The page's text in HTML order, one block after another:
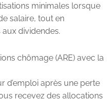
minimales lorsque
salaire, tout en
dividendes.
chômage (ARE) avec la
d’emploi après une perte
recevez des allocations